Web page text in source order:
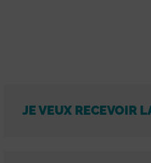
JE VEUX RECEVOIR